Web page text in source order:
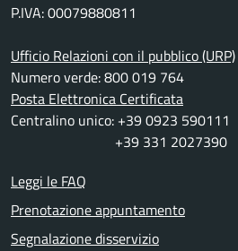
P.IVA: 00079880811
Ufficio Relazioni con il pubblico (URP)
Numero verde: 800 019 764
Posta Elettronica Certificata
Centralino unico: +39 0923 590111
+39 331 2027390
Leggi le FAQ
Prenotazione appuntamento
Segnalazione disservizio